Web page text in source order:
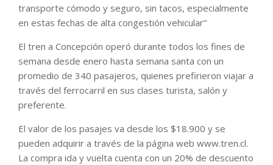
transporte cómodo y seguro, sin tacos, especialmente
en estas fechas de alta congestión vehicular”
El tren a Concepción operó durante todos los fines de
semana desde enero hasta semana santa con un
promedio de 340 pasajeros, quienes prefirieron viajar a
través del ferrocarril en sus clases turista, salón y
preferente.
El valor de los pasajes va desde los $18.900 y se
pueden adquirir a través de la página web www.tren.cl.
La compra ida y vuelta cuenta con un 20% de descuento